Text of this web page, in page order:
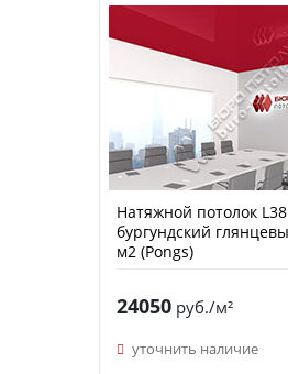
Натяжной потолок
бургундский
м2 (Pongs)
24050руб./м²
уточнить наличие